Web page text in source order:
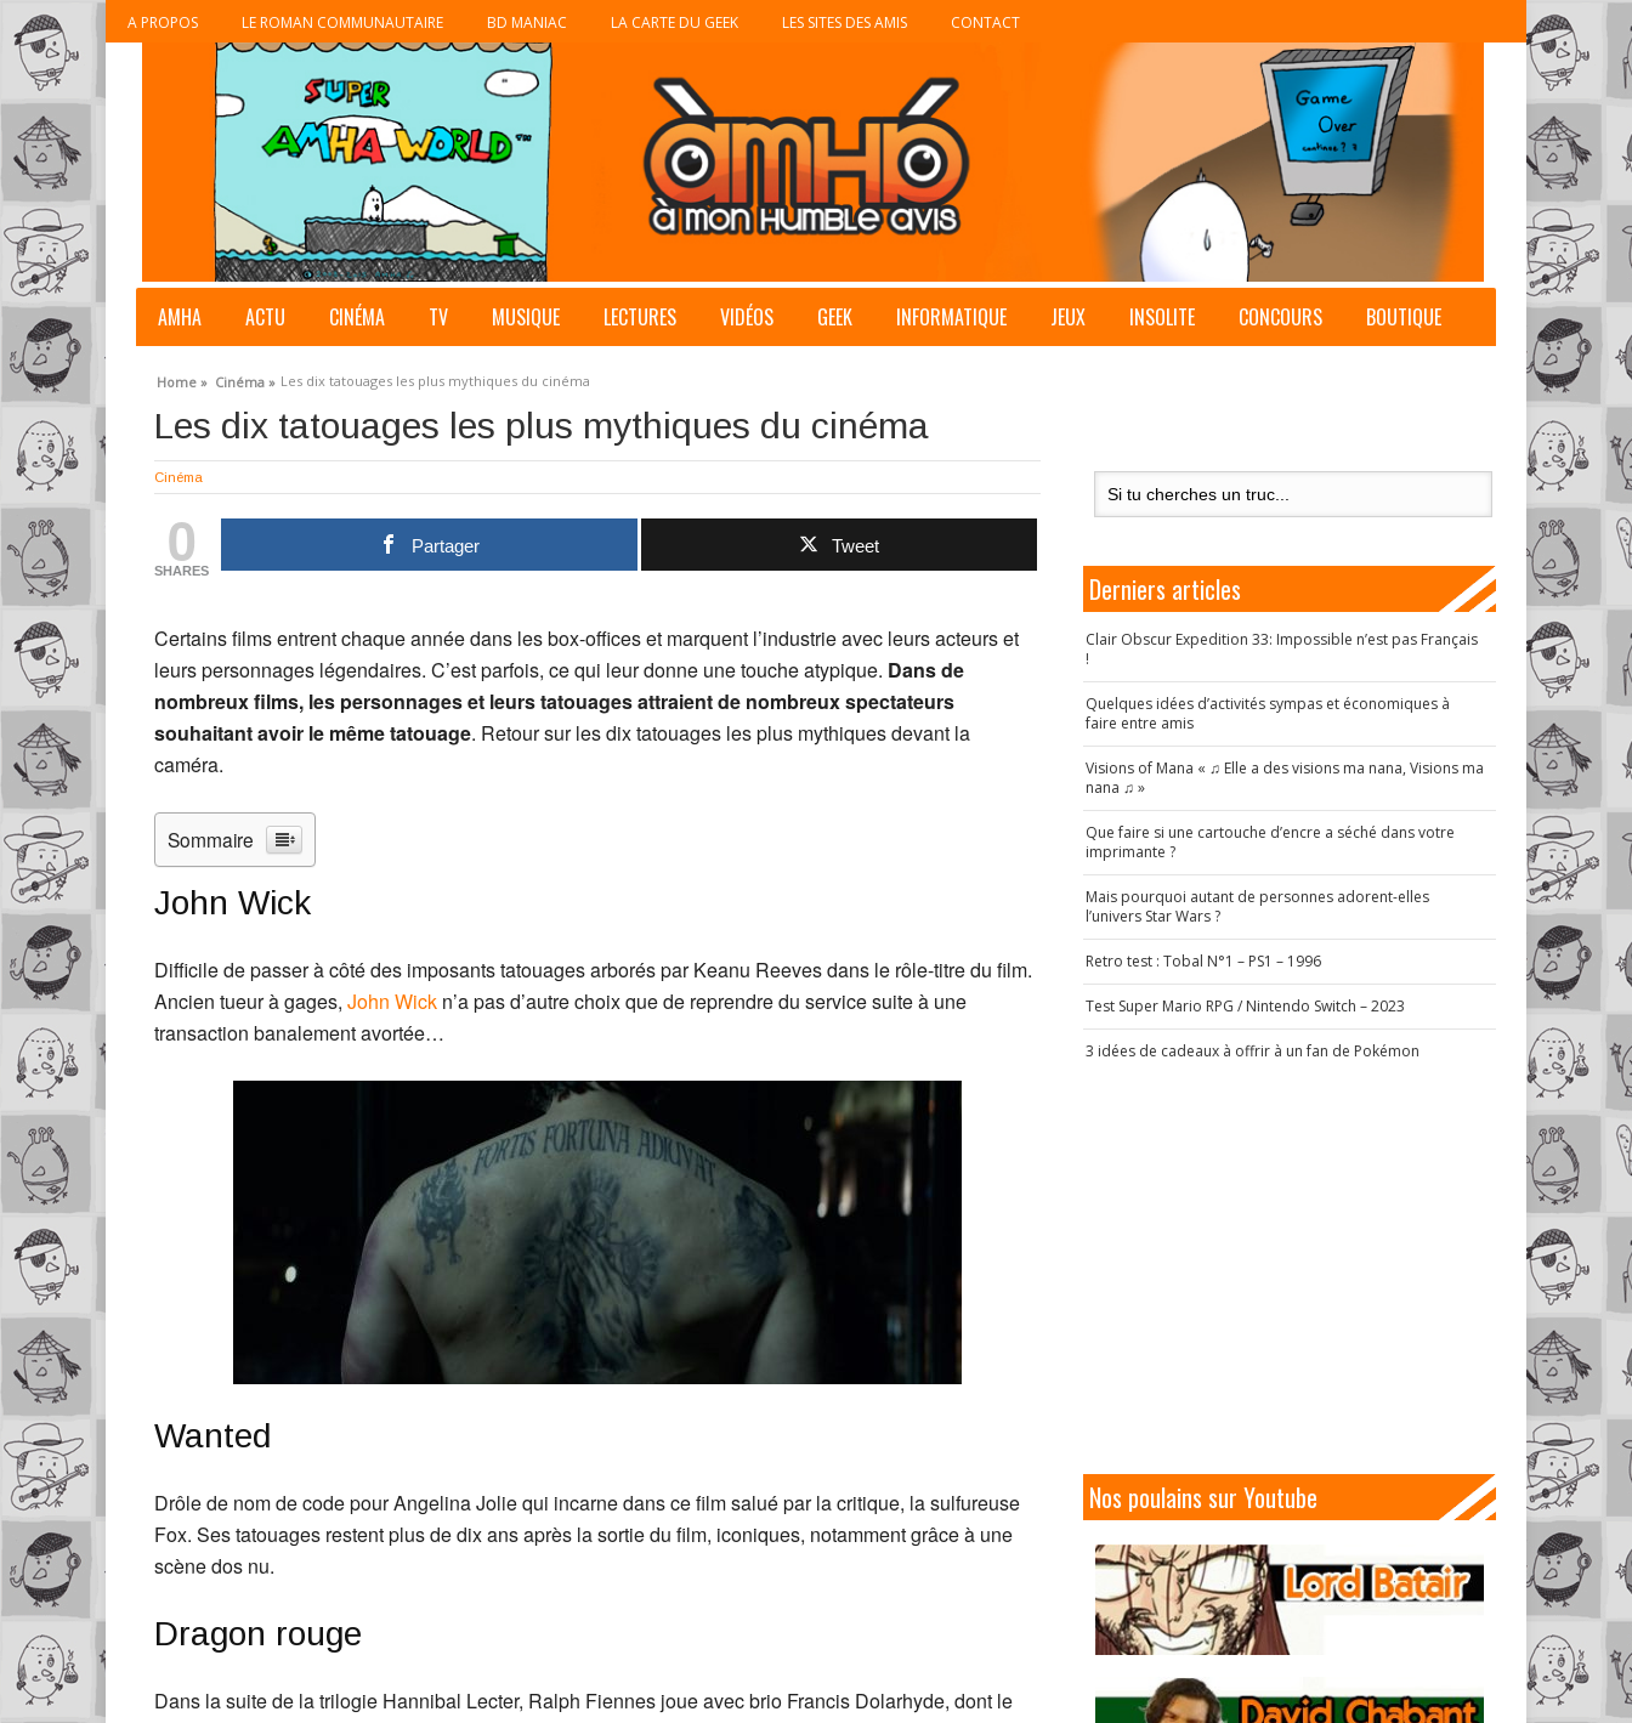
A PROPOS LE ROMAN COMMUNAUTAIRE BD MANIAC LA CARTE DU GEEK LES SITES DES AMIS CONTACT
AMHA ACTU CINÉMA TV MUSIQUE LECTURES VIDÉOS GEEK INFORMATIQUE JEUX INSOLITE CONCOURS BOUTIQUE
Home » Cinéma » Les dix tatouages les plus mythiques du cinéma
Les dix tatouages les plus mythiques du cinéma
Cinéma
0
SHARES
Partager Tweet
Certains films entrent chaque année dans les box-offices et marquent l’industrie avec leurs acteurs et
leurs personnages légendaires. C’est parfois, ce qui leur donne une touche atypique. Dans de
nombreux films, les personnages et leurs tatouages attraient de nombreux spectateurs
souhaitant avoir le même tatouage. Retour sur les dix tatouages les plus mythiques devant la
caméra.
Sommaire
John Wick
Difficile de passer à côté des imposants tatouages arborés par Keanu Reeves dans le rôle-titre du film.
Ancien tueur à gages, John Wick n’a pas d’autre choix que de reprendre du service suite à une
transaction banalement avortée…
Wanted
Drôle de nom de code pour Angelina Jolie qui incarne dans ce film salué par la critique, la sulfureuse
Fox. Ses tatouages restent plus de dix ans après la sortie du film, iconiques, notamment grâce à une
scène dos nu.
Dragon rouge
Dans la suite de la trilogie Hannibal Lecter, Ralph Fiennes joue avec brio Francis Dolarhyde, dont le
Derniers articles
Clair Obscur Expedition 33: Impossible n’est pas Français
!
Quelques idées d’activités sympas et économiques à
faire entre amis
Visions of Mana « ♫ Elle a des visions ma nana, Visions ma
nana ♫ »
Que faire si une cartouche d’encre a séché dans votre
imprimante ?
Mais pourquoi autant de personnes adorent-elles
l’univers Star Wars ?
Retro test : Tobal N°1 – PS1 – 1996
Test Super Mario RPG / Nintendo Switch – 2023
3 idées de cadeaux à offrir à un fan de Pokémon
Nos poulains sur Youtube